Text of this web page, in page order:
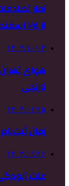
آمار
از ۲۵ اسفند ۱۴۰۳ تاکنون
۱۴۰۳/۱۰/۰۲
هوای
نارنجی
۱۴۰۴/۰۱/۱۵
زمان
۱۴۰۳/۰۹/۱۶
علت